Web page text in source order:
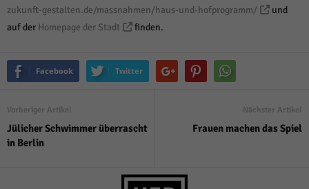
zukunft-gestalten.de/massnahmen/haus-und-hofprogramm/
und
auf der Homepage der Stadt finden.
Facebook Twitter
Vorheriger Artikel
Jülicher Schwimmer überrascht
in Berlin
Nächster Artikel
Frauen machen das Spiel